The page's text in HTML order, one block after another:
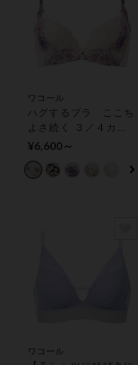
ワコール
ハグするブラ ここち
よさ続く ３／４カッ
プブラ
¥6,600～
ワコール